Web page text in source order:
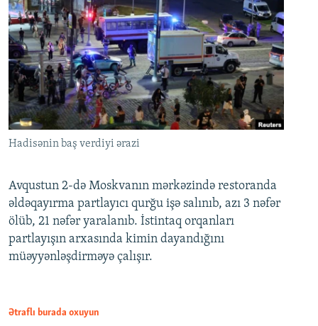
Hadisənin baş verdiyi ərazi
Avqustun 2-də Moskvanın mərkəzində restoranda
əldəqayırma partlayıcı qurğu işə salınıb, azı 3 nəfər
ölüb, 21 nəfər yaralanıb. İstintaq orqanları
partlayışın arxasında kimin dayandığını
müəyyənləşdirməyə çalışır.
Ətraflı burada oxuyun